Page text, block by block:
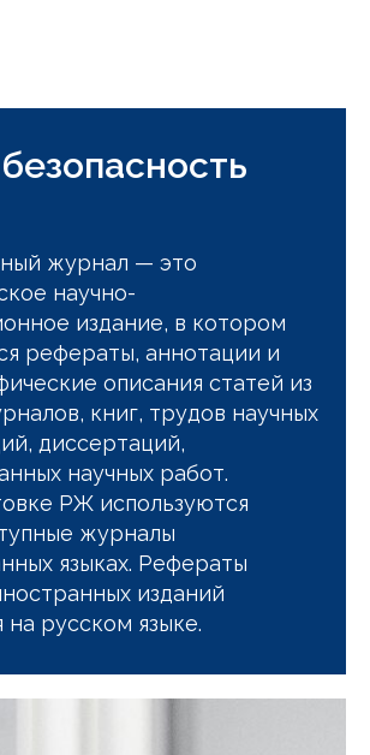
журнал — это
научно-
издание, в котором
рефераты, аннотации и
описания статей из
книг, трудов научных
диссертаций,
научных работ.
РЖ используются
журналы
языках. Рефераты
изданий
на русском языке.